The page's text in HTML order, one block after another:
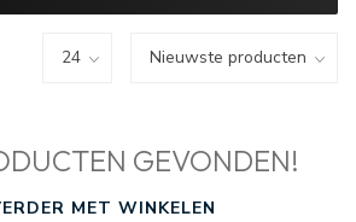
GEVONDEN!
MET WINKELEN